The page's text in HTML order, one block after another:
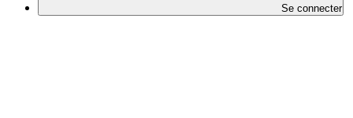
Se connecter